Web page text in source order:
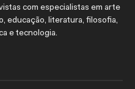
com especialistas em arte
educação, literatura, filosofia,
e tecnologia.